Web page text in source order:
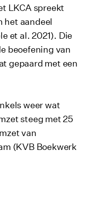
LKCA spreekt
het aandeel
et al. 2021). Die
beoefening van
gepaard met een
weer wat
steeg met 25
van
(KVB Boekwerk